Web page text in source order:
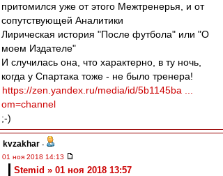
притомился уже от этого Межтренерья, и от
сопутствующей Аналитики
Лирическая история "После футбола" или "О
моем Издателе"
И случилась она, что характерно, в ту ночь,
когда у Спартака тоже - не было тренера!
https://zen.yandex.ru/media/id/5b1145ba ...
om=channel
;-)
kvzakhar -
01 ноя 2018 14:13
Stemid » 01 ноя 2018 13:57